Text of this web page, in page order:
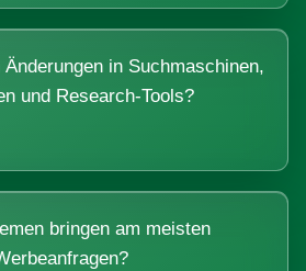
in Suchmaschinen,
und Research-Tools?
bringen am meisten